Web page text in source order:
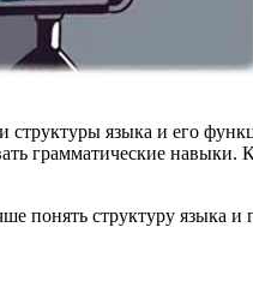
языка и его
грамматические
понять структуру языка и